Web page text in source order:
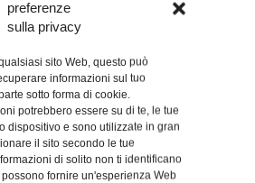
preferenze
sulla privacy
sito Web, questo può
informazioni sul tuo
sotto forma di cookie.
potrebbero essere su di te, le tue
dispositivo e sono utilizzate in gran
il sito secondo le tue
di solito non ti identificano
fornire un'esperienza Web
Vito